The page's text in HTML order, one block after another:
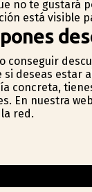
no te gustará
está visible
conseguir
deseas estar
concreta,
En nuestra
red.